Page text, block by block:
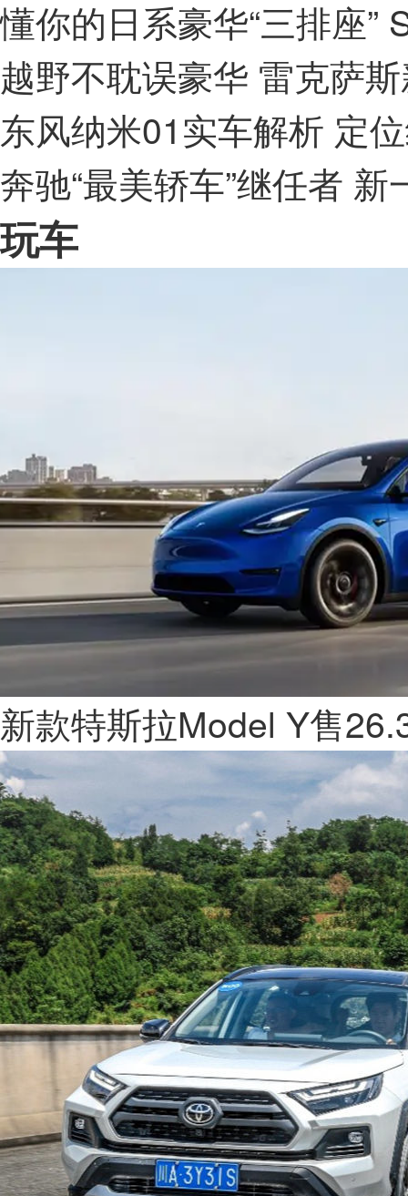
懂你的日系豪华“三排座
越野不耽误豪华 雷克萨
东风纳米01实车解析 定
奔驰“最美轿车”继任者
玩车
新款特斯拉Model Y售